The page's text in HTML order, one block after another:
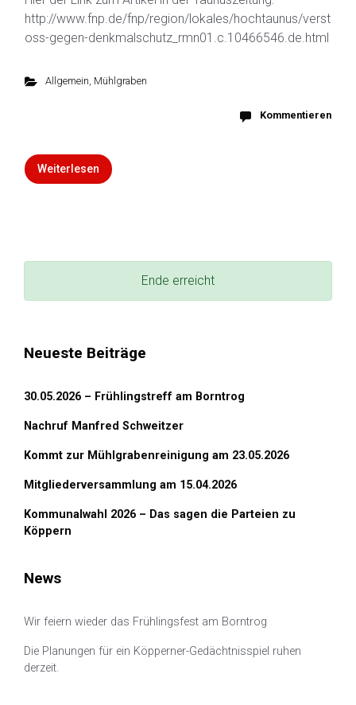
http://www.fnp.de/fnp/region/lokales/hochtaunus/verst
oss-gegen-denkmalschutz_rmn01.c.10466546.de.html
Allgemein, Mühlgraben
Kommentieren
Weiterlesen
Ende erreicht
Neueste Beiträge
30.05.2026 – Frühlingstreff am Borntrog
Nachruf Manfred Schweitzer
Kommt zur Mühlgrabenreinigung am 23.05.2026
Mitgliederversammlung am 15.04.2026
Kommunalwahl 2026 – Das sagen die Parteien zu
Köppern
News
Wir feiern wieder das Frühlingsfest am Borntrog
Die Planungen für ein Köpperner-Gedächtnisspiel ruhen
derzeit.